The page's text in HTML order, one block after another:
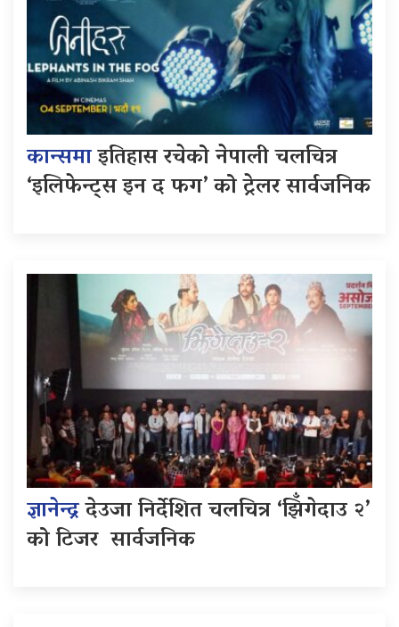
कान्समाइतिहास रचेको नेपाली चलचित्र
‘इलिफेन्ट्स इन द फग’ को ट्रेलर सार्वजनिक
ज्ञानेन्द्रदेउजा निर्देशित चलचित्र ‘झिँगेदाउ २’
को टिजर सार्वजनिक